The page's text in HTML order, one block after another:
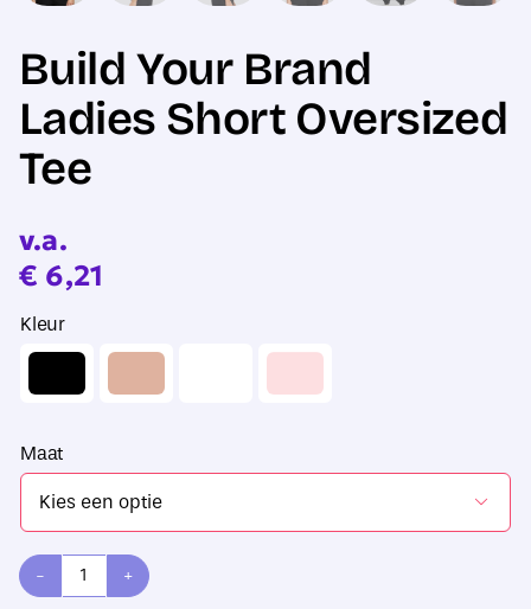
Build Your Brand
Ladies Short Oversized
Tee
v.a.
€ 6,21
Kleur
Maat

Build